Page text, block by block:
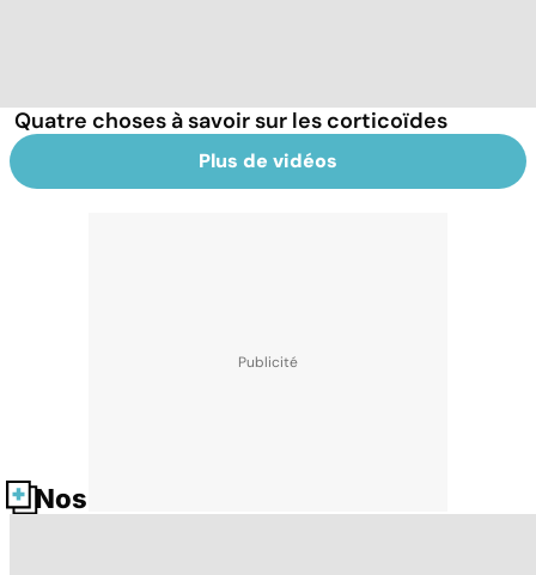
Quatre choses à savoir sur les corticoïdes
Plus de vidéos
Nos fiches santé